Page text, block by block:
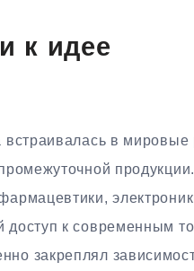
к идее
в мировые
к современным
закреплял